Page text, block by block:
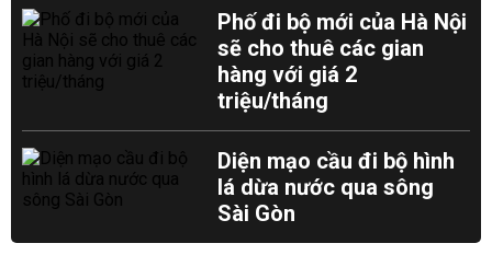
Phố đi bộ mới của Hà Nội
sẽ cho thuê các gian
hàng với giá 2
triệu/tháng
Diện mạo cầu đi bộ hình
lá dừa nước qua sông
Sài Gòn